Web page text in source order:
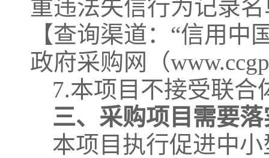
重违法失信行为记录
【查询渠道：“信用中
政府采购网（
7.本项目不接受联合
三、采购项目需要
本项目执行促进中